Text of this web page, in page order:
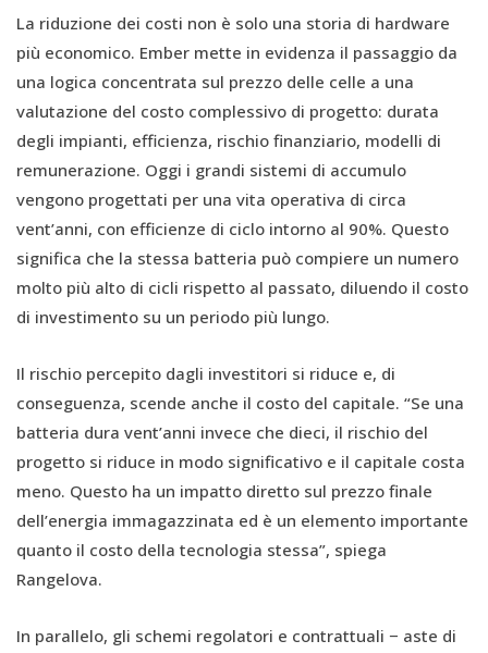
La riduzione dei costi non è solo una storia di hardware
più economico. Ember mette in evidenza il passaggio da
una logica concentrata sul prezzo delle celle a una
valutazione del costo complessivo di progetto: durata
degli impianti, efficienza, rischio finanziario, modelli di
remunerazione. Oggi i grandi sistemi di accumulo
vengono progettati per una vita operativa di circa
vent’anni, con efficienze di ciclo intorno al 90%. Questo
significa che la stessa batteria può compiere un numero
molto più alto di cicli rispetto al passato, diluendo il costo
di investimento su un periodo più lungo.
Il rischio percepito dagli investitori si riduce e, di
conseguenza, scende anche il costo del capitale. “Se una
batteria dura vent’anni invece che dieci, il rischio del
progetto si riduce in modo significativo e il capitale costa
meno. Questo ha un impatto diretto sul prezzo finale
dell’energia immagazzinata ed è un elemento importante
quanto il costo della tecnologia stessa”, spiega
Rangelova.
In parallelo, gli schemi regolatori e contrattuali − aste di